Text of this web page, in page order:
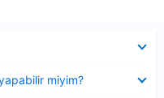
miyim?